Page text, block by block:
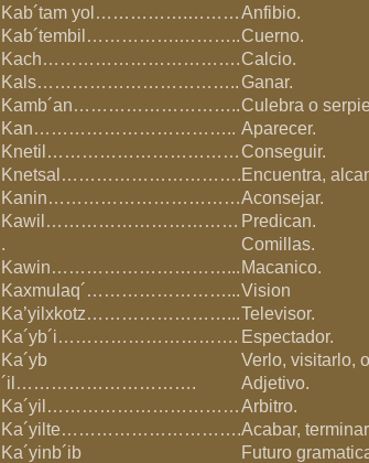
Kab´tam yol…………….………
Kab´tembil…………….………..
Kach…………………………….
Kals……………………………..
Kamb´an………………………..
Kan……………………………..
Knetil……………………………
Knetsal………………………….
Kanin……………………………
Kawil……………………………
.
Kawin…………………………...
Kaxmulaq´……………………...
Ka’yilxkotz……………………...
Ka´yb´i………………………….
Ka´yb
´il………………………….
Ka´yil……………………………
Ka´yilte………………………….
Ka´yinb´ib
Anfibio.
Cuerno.
Calcio.
Ganar.
Culebra o
Aparecer.
Conseguir.
Encuentra,
Aconsejar.
Predican.
Comillas.
Macanico.
Vision
Televisor.
Espectador.
Verlo, visitarlo,
Adjetivo.
Arbitro.
Acabar,
Futuro